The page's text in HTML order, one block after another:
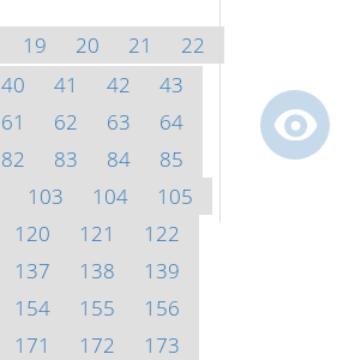
19 20 21
22
40 41 42
43
61 62 63
64
82 83 84
85
103 104
105
120 121
122
137 138
139
154 155
156
171 172
173